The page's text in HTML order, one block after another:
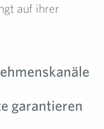
auf ihrer
garantieren